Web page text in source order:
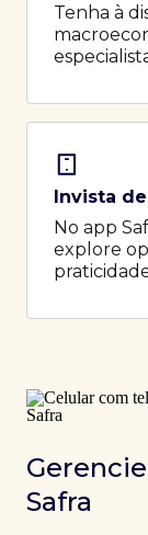
Tenha à
Invista
No app
explore
Safra